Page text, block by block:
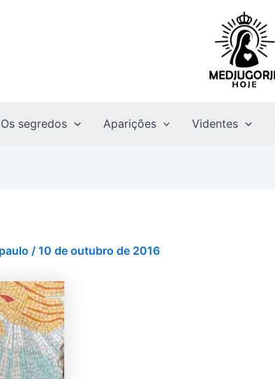
Os segredos Aparições Videntes
paulo / 10 de outubro de 2016